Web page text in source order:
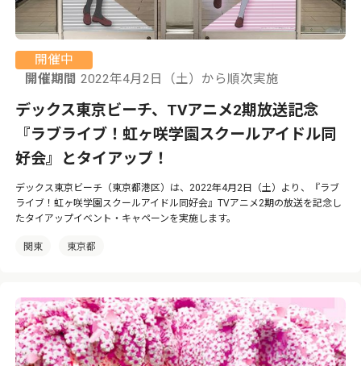
開催中
開催期間 2022年4月2日（土）から順次実施
デックス東京ビーチ、TVアニメ2期放送記念
『ラブライブ！虹ヶ咲学園スクールアイドル同
好会』とタイアップ！
デックス東京ビーチ（東京都港区）は、2022年4月2日（土）より、『ラブ
ライブ！虹ヶ咲学園スクールアイドル同好会』TVアニメ2期の放送を記念し
たタイアップイベント・キャペーンを実施します。
関東 東京都